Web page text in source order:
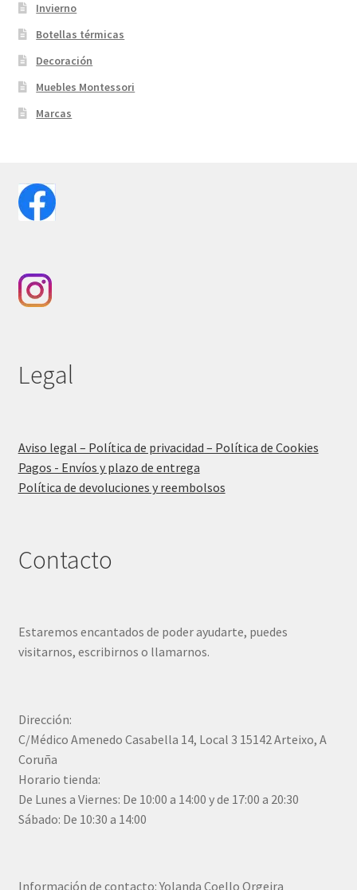
Invierno
Botellas térmicas
Decoración
Muebles Montessori
Marcas
Legal
Aviso legal – Política de privacidad – Política de Cookies
Pagos - Envíos y plazo de entrega
Política de devoluciones y reembolsos
Contacto
Estaremos encantados de poder ayudarte, puedes
visitarnos, escribirnos o llamarnos.
Dirección:
C/Médico Amenedo Casabella 14, Local 3 15142 Arteixo, A
Coruña
Horario tienda:
De Lunes a Viernes: De 10:00 a 14:00 y de 17:00 a 20:30
Sábado: De 10:30 a 14:00
Información de contacto: Yolanda Coello Orgeira